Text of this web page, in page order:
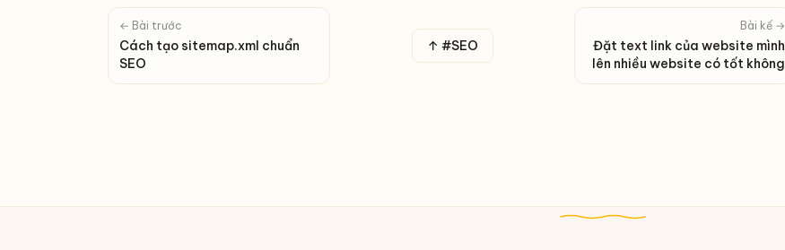
← Bài trước
Cách tạo sitemap.xml chuẩn
SEO
↑ #SEO
Bài kế →
Đặt text link của website mình
lên nhiều website có tốt không